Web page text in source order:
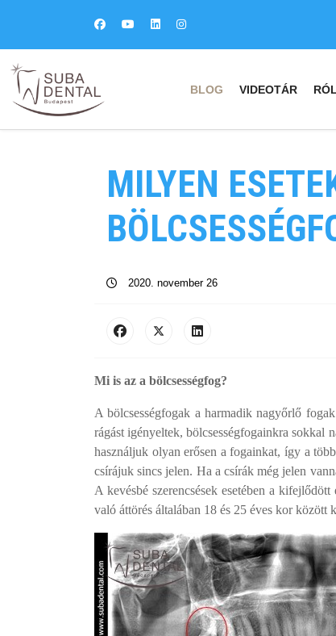
BLOG VIDEOTÁR
MILYEN
2020. november 26
Mi is az a bölcsességfog?
A bölcsességfogak a harmadik nagyőrlő
rágást igényeltek, bölcsességfogainkra sokkal
használjuk olyan erősen a fogainkat, így a
csírájuk sincs jelen. Ha a csírák még jelen
A kevésbé szerencsések esetében a
való áttörés általában 18 és 25 éves kor között